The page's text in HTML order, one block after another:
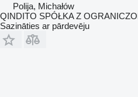
Polija, Michałów
QINDITO SPÓŁKA Z
Sazināties ar pārdevēju